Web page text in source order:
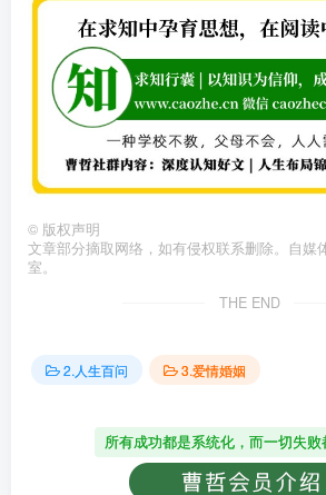
© 版权声明
文章部分摘取网络，如有侵权联系删除。自媒
室。
THE END
2.人生百问 3.爱情婚姻
所有成功都是系统化，而一切失